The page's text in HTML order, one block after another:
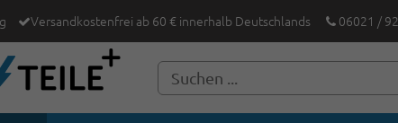
Versandkostenfrei ab 60 € innerhalb Deutschlands 06021 /